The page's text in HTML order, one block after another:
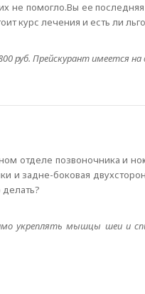
не помогло.Вы ее
курс лечения и есть ли
руб. Прейскурант имеется на
отделе позвоночника и
и задне-боковая
укреплять мышцы шеи и